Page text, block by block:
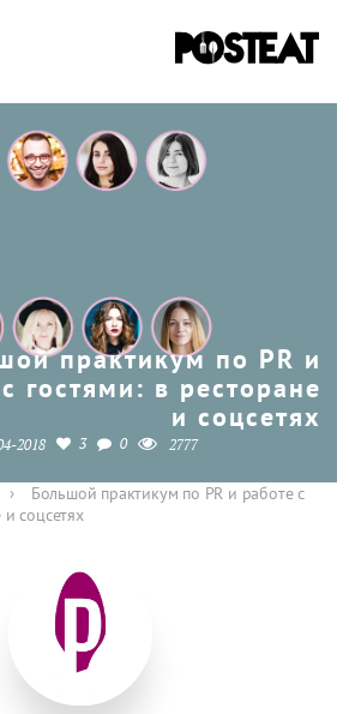
практикум по PR и
гостями: в ресторане
и соцсетях
2018 3 0 2777
›
Большой практикум по PR и работе с
и соцсетях